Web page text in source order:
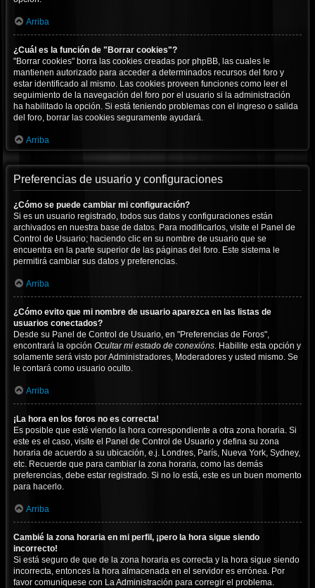
Arriba
¿Cuál es la función de "Borrar cookies"?
"Borrar cookies" borra las cookies creadas por phpBB, las cuales le
mantienen autorizado para acceder a determinados recursos del foro y
estar identificado al mismo. Las cookies proveen funciones como leer el
seguimiento de la navegación del foro por el usuario si la administración
ha habilitado la opción. Si está teniendo problemas con el ingreso o salida
del foro, borrar las cookies seguramente ayudará.
Arriba
Preferencias de usuario y configuraciones
¿Cómo se puede cambiar mi configuración?
Si es un usuario registrado, todos sus datos y configuraciones están
archivados en nuestra base de datos. Para modificarlos, visite el Panel de
Control de Usuario; haciendo clic en su nombre de usuario que se
encuentra en la parte superior de las páginas del foro. Este sistema le
permitirá cambiar sus datos y preferencias.
Arriba
¿Cómo evito que mi nombre de usuario aparezca en las listas de
usuarios conectados?
Desde su Panel de Control de Usuario, en "Preferencias de Foros",
encontrará la opción Ocultar mi estado de conexións. Habilite esta opción y
solamente será visto por Administradores, Moderadores y usted mismo. Se
le contará como usuario oculto.
Arriba
¡La hora en los foros no es correcta!
Es posible que esté viendo la hora correspondiente a otra zona horaria. Si
este es el caso, visite el Panel de Control de Usuario y defina su zona
horaria de acuerdo a su ubicación, e.j. Londres, París, Nueva York, Sydney,
etc. Recuerde que para cambiar la zona horaria, como las demás
preferencias, debe estar registrado. Si no lo está, este es un buen momento
para hacerlo.
Arriba
Cambié la zona horaria en mi perfil, ¡pero la hora sigue siendo
incorrecto!
Si está seguro de que de la zona horaria es correcta y la hora sigue siendo
incorrecta, entonces la hora almacenada en el servidor es errónea. Por
favor comuníquese con La Administración para corregir el problema.